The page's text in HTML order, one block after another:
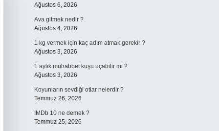
Ağustos 6, 2026
Ava gitmek nedir ?
Ağustos 4, 2026
1 kg vermek için kaç adım atmak gerekir ?
Ağustos 3, 2026
1 aylık muhabbet kuşu uçabilir mi ?
Ağustos 3, 2026
Koyunların sevdiği otlar nelerdir ?
Temmuz 26, 2026
IMDb 10 ne demek ?
Temmuz 25, 2026